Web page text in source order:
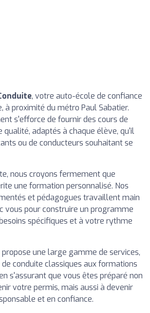
, votre auto-école de confiance
à proximité du métro Paul Sabatier.
s'efforce de fournir des cours de
qualité, adaptés à chaque élève, qu'il
ou de conducteurs souhaitant se
nous croyons fermement que
une formation personnalisé. Nos
et pédagogues travaillent main
vous pour construire un programme
spécifiques et à votre rythme
une large gamme de services,
conduite classiques aux formations
s'assurant que vous êtes préparé non
votre permis, mais aussi à devenir
et en confiance.